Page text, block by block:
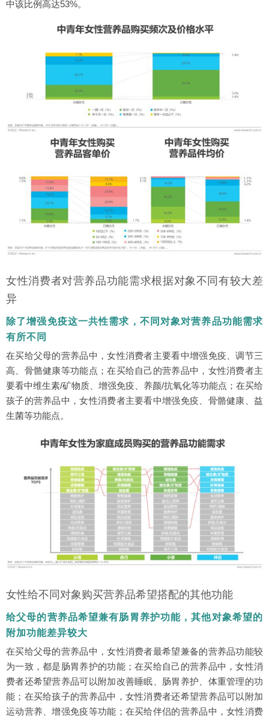
中该比例高达53%。
女性消费者对营养品功能需求根据对象不同有较大差
异
除了增强免疫这一共性需求，不同对象对营养品功能需求
有所不同
在买给父母的营养品中，女性消费者主要看中增强免疫、调节三
高、骨骼健康等功能点；在买给自己的营养品中，女性消费者主
要看中维生素/矿物质、增强免疫、养颜/抗氧化等功能点；在买给
孩子的营养品中，女性消费者主要看中增强免疫、骨骼健康、益
生菌等功能点。
女性给不同对象购买营养品希望搭配的其他功能
给父母的营养品希望兼有肠胃养护功能，其他对象希望的
附加功能差异较大
在买给父母的营养品中，女性消费者最希望兼备的营养品功能较
为一致，都是肠胃养护的功能；在买给自己的营养品中，女性消
费者还希望营养品可以附加改善睡眠、肠胃养护、体重管理的功
能；在买给孩子的营养品中，女性消费者还希望营养品可以附加
运动营养、增强免疫等功能；在买给伴侣的营养品中，女性消费